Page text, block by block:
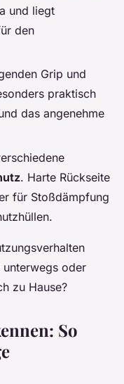
und liegt
den
Grip und
praktisch
das angenehme
. Harte Rückseite
für Stoßdämpfung
oder
zu Hause?
So